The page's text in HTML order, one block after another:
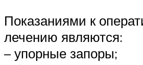
Показаниями к
лечению являются:
– упорные запоры;